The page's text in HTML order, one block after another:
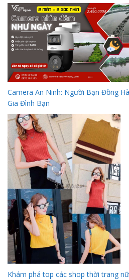
Camera An Ninh: Người Bạn Đồng
Gia Đình Bạn
Khám phá top các shop thời trang